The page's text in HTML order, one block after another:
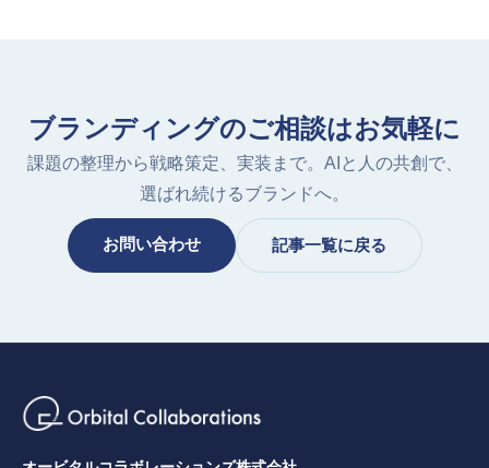
ブランディングのご相談はお気軽に
課題の整理から戦略策定、実装まで。AIと人の共創で、
選ばれ続けるブランドへ。
お問い合わせ 記事一覧に戻る